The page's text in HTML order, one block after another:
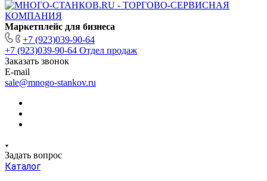
Маркетплейс для бизнеса
+7 (923)039-90-64
+7 (923)039-90-64 Отдел продаж
Заказать звонок
E-mail
sale@mnogo-stankov.ru
Задать вопрос
Каталог